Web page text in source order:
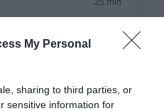
My Personal
sharing to third parties, or
sensitive information for
l’argent dégagé après
Nous nous intéresserons
de CA dans l’optique